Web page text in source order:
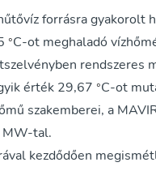
forrásra gyakorolt
°C-ot meghaladó
rendszeres
érték 29,67 °C-ot
szakemberei, a
tal.
kezdődően